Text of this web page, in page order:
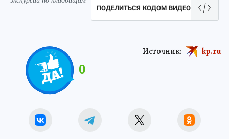
ПОДЕЛИТЬСЯ КОДОМ ВИДЕО
0
Источник: kp.ru